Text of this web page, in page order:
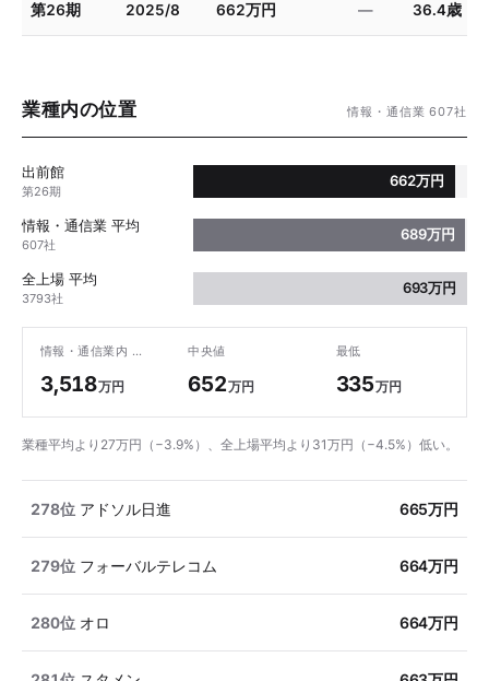
第26期 2025/8 662万円 — 36.4歳
業種内の位置 情報・通信業 607社
出前館
第26期
662万円
情報・通信業 平均
607社
689万円
全上場 平均
3793社
693万円
情報・通信業内 最高
3,518万円
中央値
652万円
最低
335万円
業種平均より27万円（−3.9%）、全上場平均より31万円（−4.5%）低い。
278位 アドソル日進 665万円
279位 フォーバルテレコム 664万円
280位 オロ 664万円